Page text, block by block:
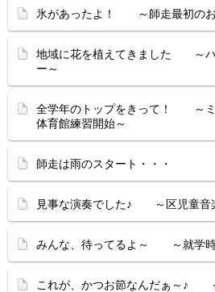
氷があったよ！ ～師走最初のお
地域に花を植えてきました ～ハ
ー～
全学年のトップをきって！ ～ミ
体育館練習開始～
師走は雨のスタート・・・
見事な演奏でした♪ ～区児童音
みんな、待ってるよ～ ～就学時
これが、かつお節なんだぁ～♪